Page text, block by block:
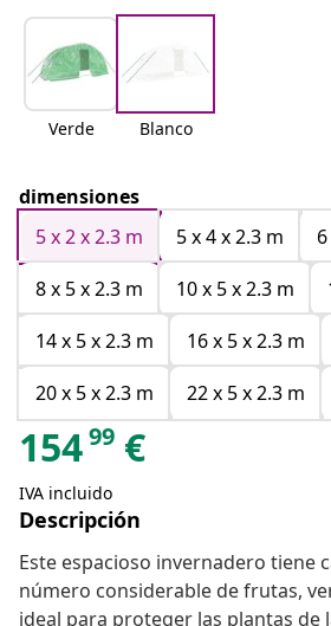
Verde Blanco
dimensiones
5 x 2 x 2.3 m
5 x 4 x 2.3 m
8 x 5 x 2.3 m
10 x 5 x 2.3 m
14 x 5 x 2.3 m
16 x 5 x 2.3 m
20 x 5 x 2.3 m
22 x 5 x 2.3 m
15499 €
IVA incluido
Descripción
Este espacioso invernadero tiene
número considerable de frutas,
ideal para proteger las plantas de